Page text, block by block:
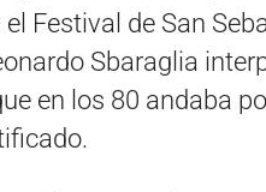
Festival de San
Sbaraglia
en los 80 andaba